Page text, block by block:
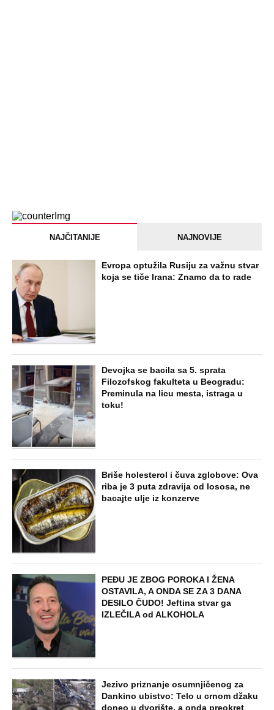
NAJNOVIJE POPULARNO
Tito je viknuo: "Zaustavite tog ludaka!"
Brozov general pred svima optužio
Stambolića da je ljubavnik njegove
žene, pa izvršio samoubistvo
STARS
"INDIRA RADIĆ JE IMALA ODNOSE SA
OVIM PEVAČEM U KAFANI" Gazda iz
250.000
STARS
ŽENA SERGEJA TRIFUNOVIĆA PALA
ZBOG SAKOA OD 8.000 DINARA:
Otkrivamo nove detalje krađe u šoping
centru - Isidori preti kazna do 3 godine
zatvora
STARS
"OVAKVE EKSCESE MOŽETE OČEKIVATI
I UBUDUĆE" Komšije su upozoravale
zbog ponašanja Sergeja i njegove žene: